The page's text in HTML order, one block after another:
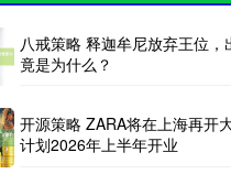
八戒策略 释迦牟尼放弃王位，
竟是为什么？
开源策略 ZARA将在上海再开
计划2026年上半年开业